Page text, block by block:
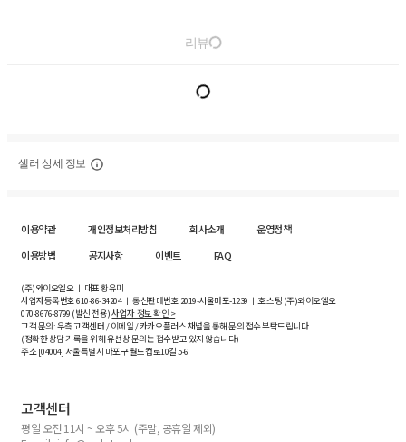
리뷰
셀러 상세 정보
이용약관 개인정보처리방침 회사소개
운영정책
이용방법
공지사항 이벤트 FAQ
(주)와이오엘오 ㅣ 대표 황유미
사업자등록번호610-86-34204ㅣ 통신판매번호 2019-서울마포-1239 ㅣ 호스팅 (주)와이오엘오
070-8676-8799 (발신 전용)사업자 정보 확인 >
고객 문의: 우측 고객센터 / 이메일 / 카카오플러스 채널을 통해 문의 접수 부탁드립니다.
(정확한 상담 기록을 위해 유선상 문의는 접수받고 있지 않습니다)
주소 [04004] 서울특별시 마포구 월드컵로10길5-6
고객센터
평일 오전 11시 ~ 오후 5시 (주말, 공휴일 제외)